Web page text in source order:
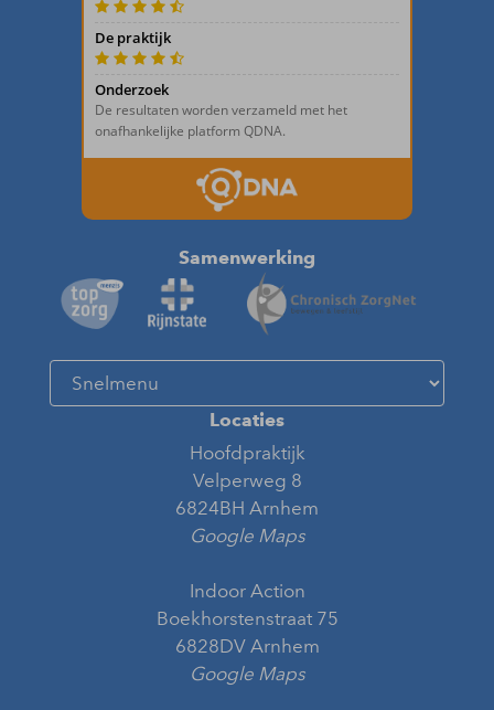
Samenwerking
Locaties
Hoofdpraktijk
Velperweg 8
6824BH Arnhem
Google Maps
Indoor Action
Boekhorstenstraat 75
6828DV Arnhem
Google Maps